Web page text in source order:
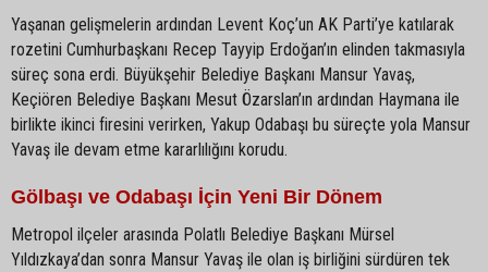
Yaşanan gelişmelerin ardından Levent Koç’un AK Parti’ye katılarak
rozetini Cumhurbaşkanı Recep Tayyip Erdoğan’ın elinden takmasıyla
süreç sona erdi. Büyükşehir Belediye Başkanı Mansur Yavaş,
Keçiören Belediye Başkanı Mesut Özarslan’ın ardından Haymana ile
birlikte ikinci firesini verirken, Yakup Odabaşı bu süreçte yola Mansur
Yavaş ile devam etme kararlılığını korudu.
Gölbaşı ve Odabaşı İçin Yeni Bir Dönem
Metropol ilçeler arasında Polatlı Belediye Başkanı Mürsel
Yıldızkaya’dan sonra Mansur Yavaş ile olan iş birliğini sürdüren tek